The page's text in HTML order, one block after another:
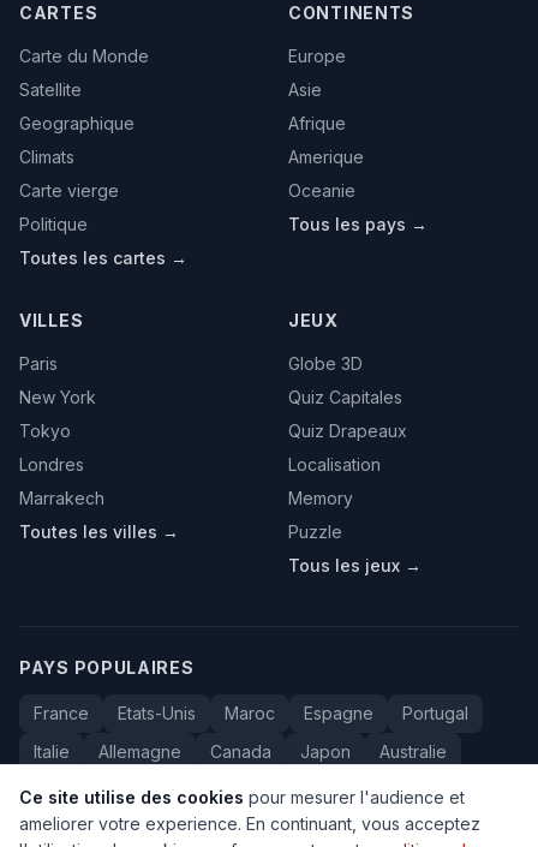
CARTES
Carte du Monde
Satellite
Geographique
Climats
Carte vierge
Politique
Toutes les cartes →
CONTINENTS
Europe
Asie
Afrique
Amerique
Oceanie
Tous les pays →
VILLES
Paris
New York
Tokyo
Londres
Marrakech
Toutes les villes →
JEUX
Globe 3D
Quiz Capitales
Quiz Drapeaux
Localisation
Memory
Puzzle
Tous les jeux →
PAYS POPULAIRES
France Etats-Unis Maroc Espagne
Portugal
Italie
Allemagne Canada Japon
Australie
Bresil
Algerie Tunisie Belgique Drapeaux
Ce site utilise des cookies pour mesurer l'audience et
ameliorer votre experience. En continuant, vous acceptez